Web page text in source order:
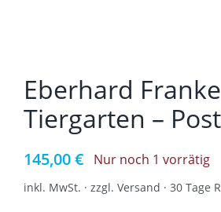
Eberhard
Tiergarten –
145,00€ Nur noch 1 vorrätig
inkl. MwSt. · zzgl. Versand · 30 Tage